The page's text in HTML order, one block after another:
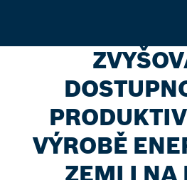
VÝROBĚ
ZEMI I NA